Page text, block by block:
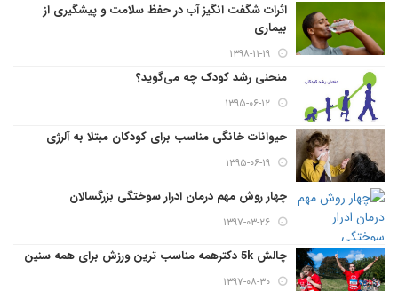
اثرات شگفت انگیز آب در حفظ سلامت و پیشگیری از
بیماری
۱۳۹۸-۱۱-۱۹
منحنی رشد کودک چه می‌گوید؟
۱۳۹۵-۰۶-۱۲
حیوانات خانگی مناسب برای کودکان مبتلا به آلرژی
۱۳۹۵-۰۶-۱۹
چهار روش مهم درمان ادرار سوختگی بزرگسالان
۱۳۹۷-۰۳-۲۶
چالش 5k دکترهمه مناسب ترین ورزش برای همه سنین
۱۳۹۷-۰۸-۳۰